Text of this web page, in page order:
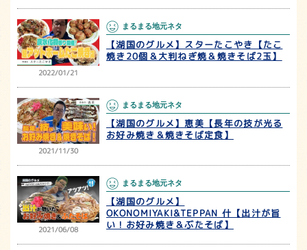
2022/01/21
まるまる地元ネタ
【湖国のグルメ】スターたこやき【たこ
焼き20個＆大判ねぎ焼＆焼きそば2玉】
2021/11/30
まるまる地元ネタ
【湖国のグルメ】恵美【長年の技が光る
お好み焼き＆焼きそば定食】
2021/06/08
まるまる地元ネタ
【湖国のグルメ】
OKONOMIYAKI&TEPPAN 什【出汁が旨
い！お好み焼き＆ぶたそば】